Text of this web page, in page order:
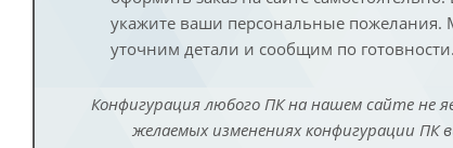
укажите ваши персональные пожелания.
уточним детали и сообщим по готовности.
Конфигурация любого ПК на нашем сайте не
желаемых изменениях конфигурации